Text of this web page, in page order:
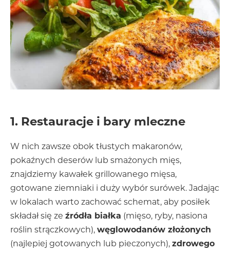
1. Restauracje i bary mleczne
W nich zawsze obok tłustych makaronów,
pokaźnych deserów lub smażonych mięs,
znajdziemy kawałek grillowanego mięsa,
gotowane ziemniaki i duży wybór surówek. Jadając
w lokalach warto zachować schemat, aby posiłek
składał się ze źródła białka (mięso, ryby, nasiona
roślin strączkowych), węglowodanów złożonych
(najlepiej gotowanych lub pieczonych), zdrowego